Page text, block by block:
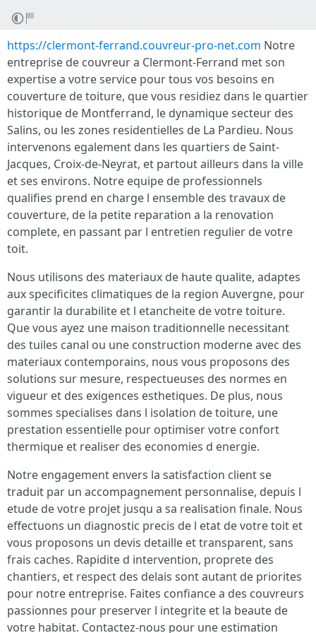
https://clermont-ferrand.couvreur-pro-net.com Notre
entreprise de couvreur a Clermont-Ferrand met son
expertise a votre service pour tous vos besoins en
couverture de toiture, que vous residiez dans le quartier
historique de Montferrand, le dynamique secteur des
Salins, ou les zones residentielles de La Pardieu. Nous
intervenons egalement dans les quartiers de Saint-
Jacques, Croix-de-Neyrat, et partout ailleurs dans la ville
et ses environs. Notre equipe de professionnels
qualifies prend en charge l ensemble des travaux de
couverture, de la petite reparation a la renovation
complete, en passant par l entretien regulier de votre
toit.
Nous utilisons des materiaux de haute qualite, adaptes
aux specificites climatiques de la region Auvergne, pour
garantir la durabilite et l etancheite de votre toiture.
Que vous ayez une maison traditionnelle necessitant
des tuiles canal ou une construction moderne avec des
materiaux contemporains, nous vous proposons des
solutions sur mesure, respectueuses des normes en
vigueur et des exigences esthetiques. De plus, nous
sommes specialises dans l isolation de toiture, une
prestation essentielle pour optimiser votre confort
thermique et realiser des economies d energie.
Notre engagement envers la satisfaction client se
traduit par un accompagnement personnalise, depuis l
etude de votre projet jusqu a sa realisation finale. Nous
effectuons un diagnostic precis de l etat de votre toit et
vous proposons un devis detaille et transparent, sans
frais caches. Rapidite d intervention, proprete des
chantiers, et respect des delais sont autant de priorites
pour notre entreprise. Faites confiance a des couvreurs
passionnes pour preserver l integrite et la beaute de
votre habitat. Contactez-nous pour une estimation